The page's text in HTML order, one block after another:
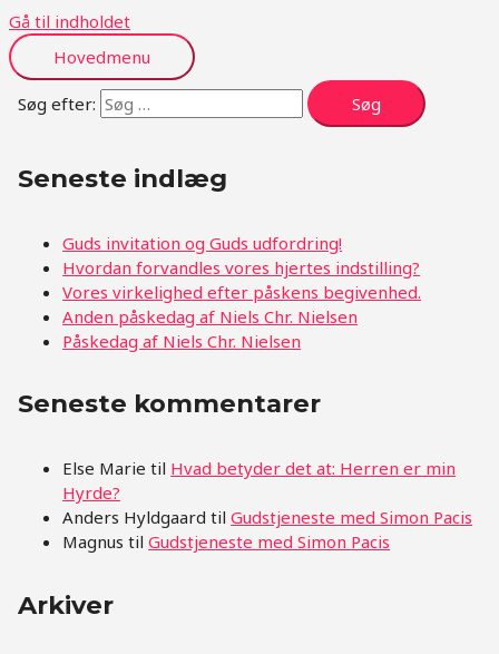
Gå til indholdet
Hovedmenu
Søg efter:
Seneste indlæg
Guds invitation og Guds udfordring!
Hvordan forvandles vores hjertes indstilling?
Vores virkelighed efter påskens begivenhed.
Anden påskedag af Niels Chr. Nielsen
Påskedag af Niels Chr. Nielsen
Seneste kommentarer
Else Marie til Hvad betyder det at: Herren er min
Hyrde?
Anders Hyldgaard tilGudstjeneste med Simon Pacis
Magnus tilGudstjeneste med Simon Pacis
Arkiver